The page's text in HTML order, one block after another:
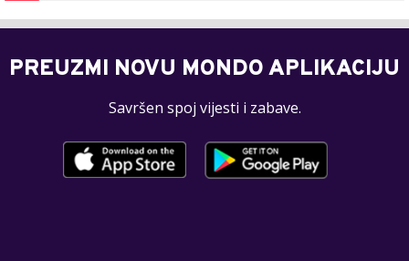
PREUZMI NOVU MONDO APLIKACIJU
Savršen spoj vijesti i zabave.